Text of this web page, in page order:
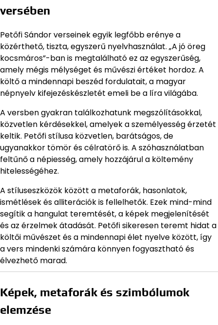
versében
Petőfi Sándor verseinek egyik legfőbb erénye a
közérthető, tiszta, egyszerű nyelvhasználat. „A jó öreg
kocsmáros”-ban is megtalálható ez az egyszerűség,
amely mégis mélységet és művészi értéket hordoz. A
költő a mindennapi beszéd fordulatait, a magyar
népnyelv kifejezéskészletét emeli be a líra világába.
A versben gyakran találkozhatunk megszólításokkal,
közvetlen kérdésekkel, amelyek a személyesség érzetét
keltik. Petőfi stílusa közvetlen, barátságos, de
ugyanakkor tömör és célratörő is. A szóhasználatban
feltűnő a népiesség, amely hozzájárul a költemény
hitelességéhez.
A stíluseszközök között a metaforák, hasonlatok,
ismétlések és alliterációk is fellelhetők. Ezek mind-mind
segítik a hangulat teremtését, a képek megjelenítését
és az érzelmek átadását. Petőfi sikeresen teremt hidat a
költői művészet és a mindennapi élet nyelve között, így
a vers mindenki számára könnyen fogyasztható és
élvezhető marad.
Képek, metaforák és szimbólumok
elemzése